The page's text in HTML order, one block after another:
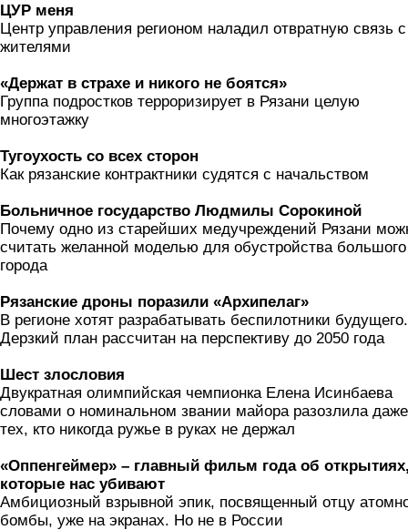
ЦУР меня
Центр управления регионом наладил отвратную связь с
жителями
«Держат в страхе и никого не боятся»
Группа подростков терроризирует в Рязани целую
многоэтажку
Тугоухость со всех сторон
Как рязанские контрактники судятся с начальством
Больничное государство Людмилы Сорокиной
Почему одно из старейших медучреждений Рязани
считать желанной моделью для обустройства большого
города
Рязанские дроны поразили «Архипелаг»
В регионе хотят разрабатывать беспилотники будущего.
Дерзкий план рассчитан на перспективу до 2050 года
Шест злословия
Двукратная олимпийская чемпионка Елена Исинбаева
словами о номинальном звании майора разозлила даже
тех, кто никогда ружье в руках не держал
«Оппенгеймер» – главный фильм года об
которые нас убивают
Амбициозный взрывной эпик, посвященный отцу
бомбы, уже на экранах. Но не в России